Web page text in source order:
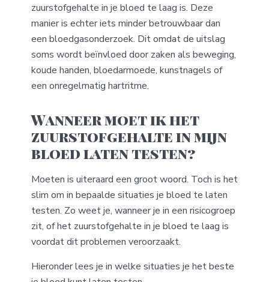
zuurstofgehalte in je bloed te laag is. Deze
manier is echter iets minder betrouwbaar dan
een bloedgasonderzoek. Dit omdat de uitslag
soms wordt beïnvloed door zaken als beweging,
koude handen, bloedarmoede, kunstnagels of
een onregelmatig hartritme.
Wanneer moet ik het
zuurstofgehalte in mijn
bloed laten testen?
Moeten is uiteraard een groot woord. Toch is het
slim om in bepaalde situaties je bloed te laten
testen. Zo weet je, wanneer je in een risicogroep
zit, of het zuurstofgehalte in je bloed te laag is
voordat dit problemen veroorzaakt.
Hieronder lees je in welke situaties je het beste